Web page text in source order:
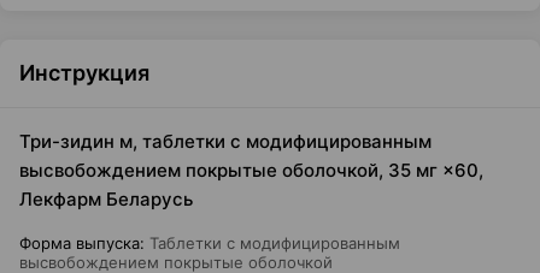
Инструкция
Три-зидин м, таблетки с модифицированным
высвобождением покрытые оболочкой, 35 мг ×60,
Лекфарм Беларусь
Форма выпуска: Таблетки с модифицированным
высвобождением покрытые оболочкой